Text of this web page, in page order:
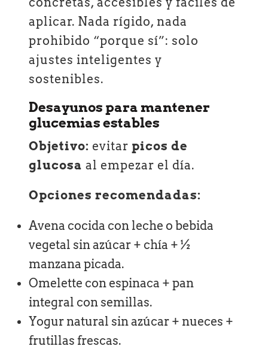
aplicar. Nada rígido, nada
prohibido “porque sí”: solo
ajustes inteligentes y
sostenibles.
Desayunos para mantener
glucemias estables
Objetivo: evitar picos de
glucosa al empezar el día.
Opciones recomendadas:
Avena cocida con leche o bebida
vegetal sin azúcar + chía + ½
manzana picada.
Omelette con espinaca + pan
integral con semillas.
Yogur natural sin azúcar + nueces +
frutillas frescas.